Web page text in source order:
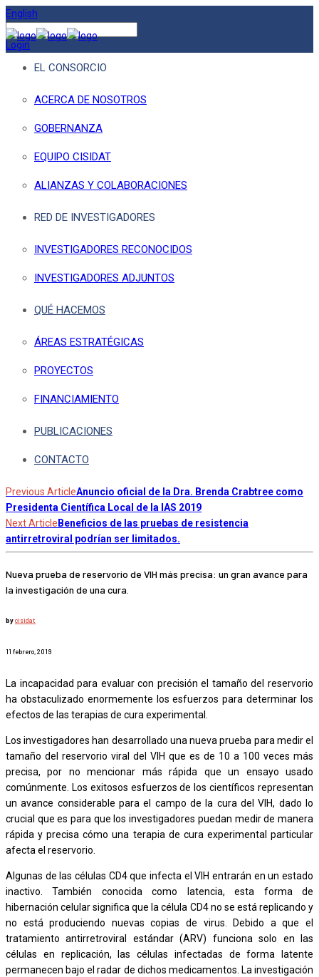
English
Login
EL CONSORCIO
ACERCA DE NOSOTROS
GOBERNANZA
EQUIPO CISIDAT
ALIANZAS Y COLABORACIONES
RED DE INVESTIGADORES
INVESTIGADORES RECONOCIDOS
INVESTIGADORES ADJUNTOS
QUÉ HACEMOS
ÁREAS ESTRATÉGICAS
PROYECTOS
FINANCIAMIENTO
PUBLICACIONES
CONTACTO
Previous ArticleAnuncio oficial de la Dra. Brenda Crabtree como
Presidenta Científica Local de la IAS 2019
Next Article Beneficios de las pruebas de resistencia
antirretroviral podrían ser limitados.
Nueva prueba de reservorio de VIH más precisa: un gran avance para
la investigación de una cura.
bycisidat
11 febrero, 2019
La incapacidad para evaluar con precisión el tamaño del reservorio
ha obstaculizado enormemente los esfuerzos para determinar los
efectos de las terapias de cura experimental.
Los investigadores han desarrollado una nueva prueba para medir el
tamaño del reservorio viral del VIH que es de 10 a 100 veces más
precisa, por no mencionar más rápida que un ensayo usado
comúnmente. Los exitosos esfuerzos de los científicos representan
un avance considerable para el campo de la cura del VIH, dado lo
crucial que es para que los investigadores puedan medir de manera
rápida y precisa cómo una terapia de cura experimental particular
afecta el reservorio.
Algunas de las células CD4 que infecta el VIH entrarán en un estado
inactivo. También conocida como latencia, esta forma de
hibernación celular significa que la célula CD4 no se está replicando y
no está produciendo nuevas copias de virus. Debido a que el
tratamiento antirretroviral estándar (ARV) funciona solo en las
células en replicación, las células infectadas de forma latente
permanecen bajo el radar de dichos medicamentos. La investigación